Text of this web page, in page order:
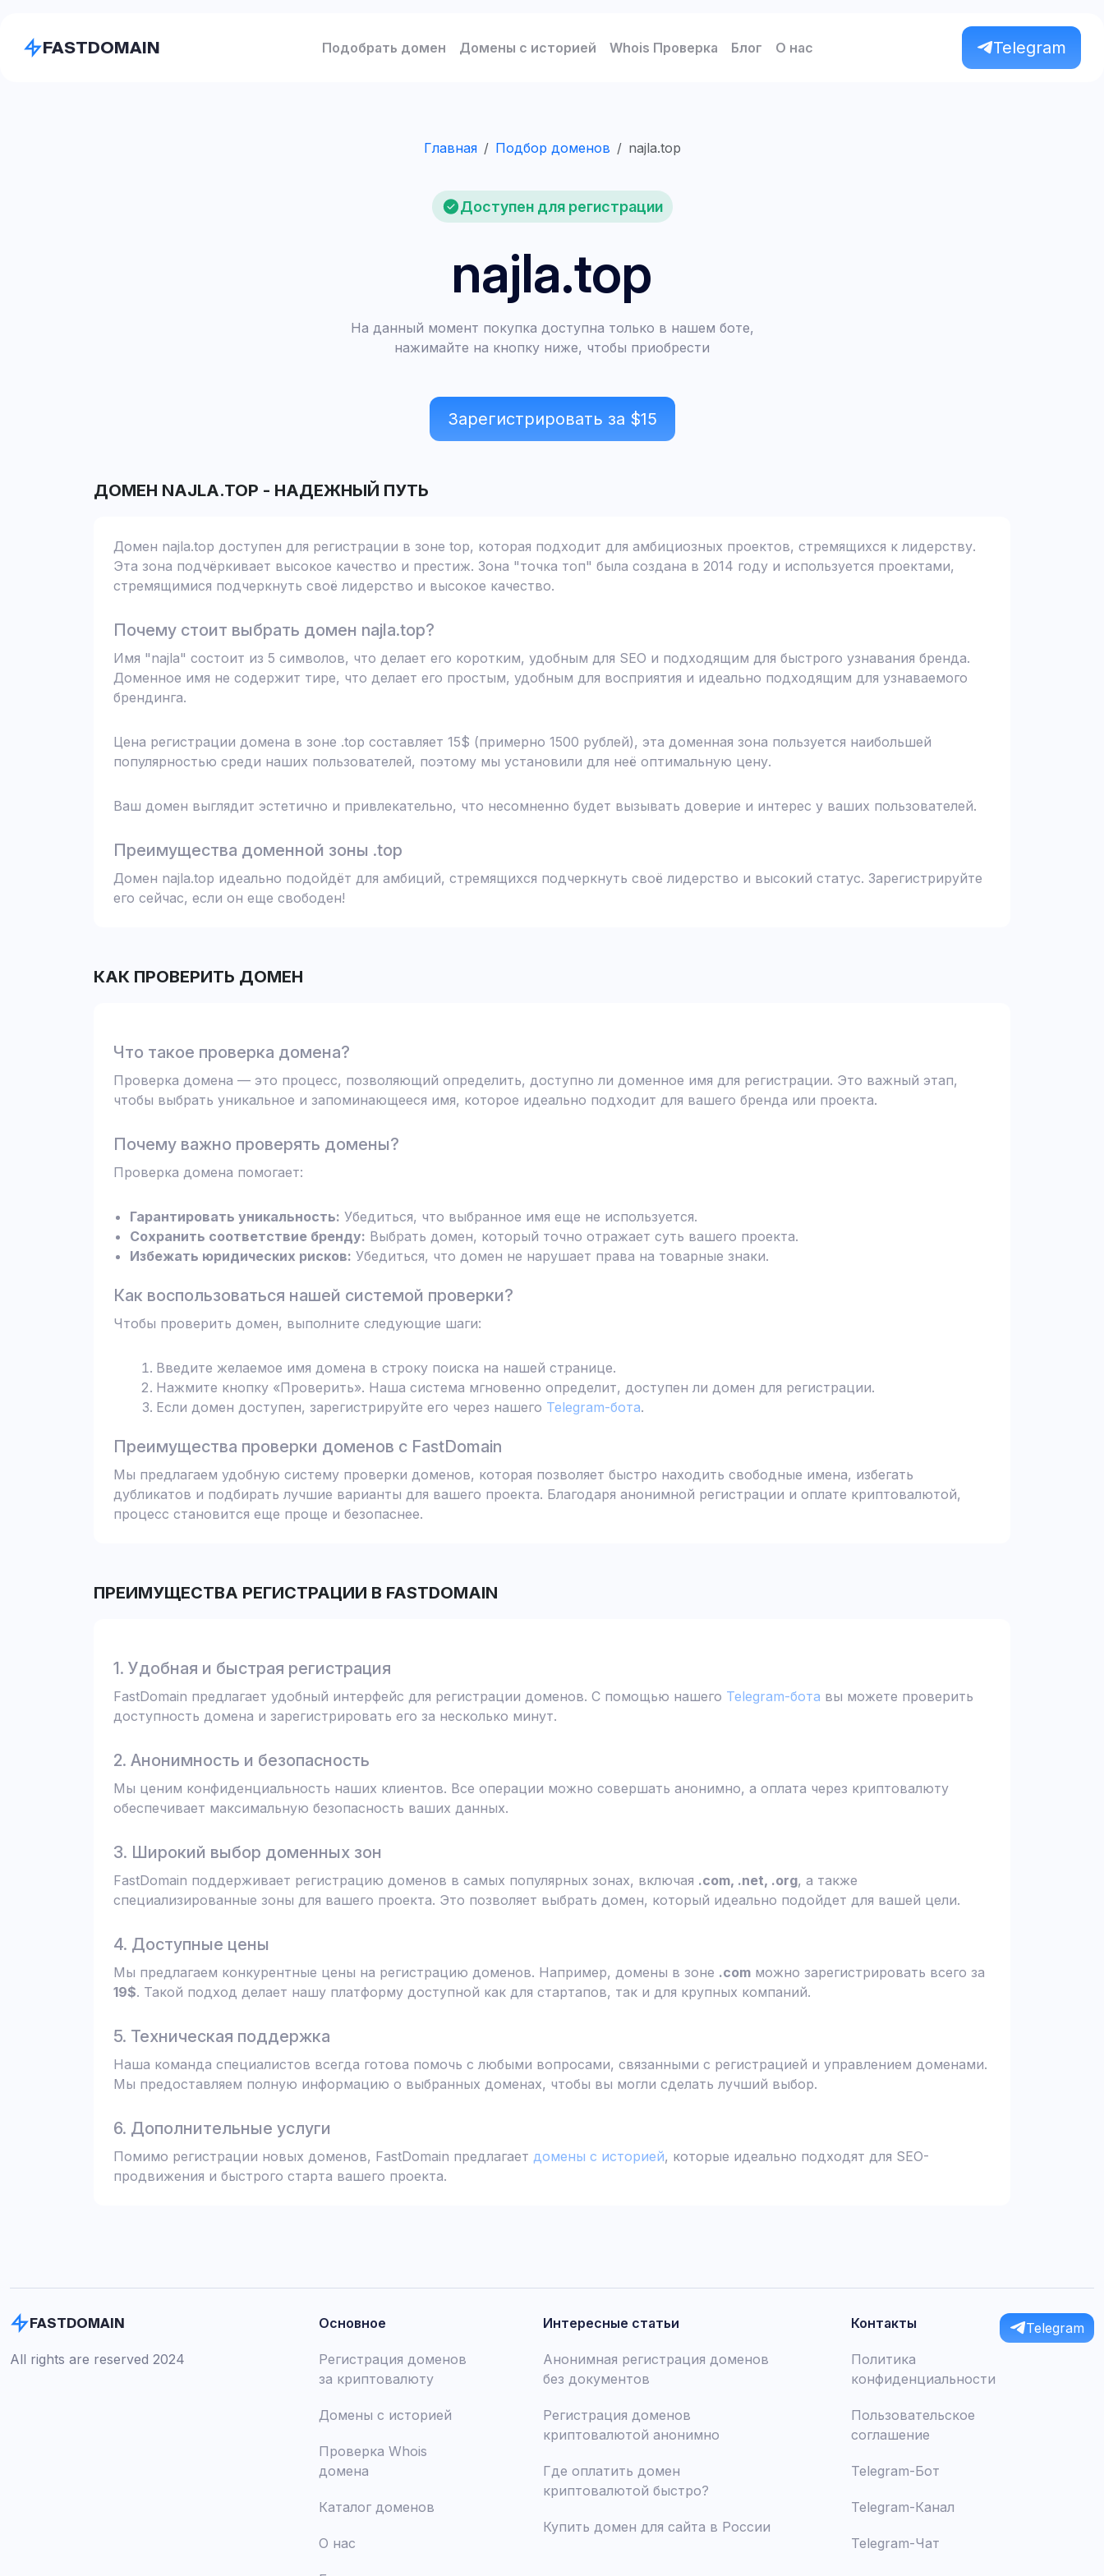
FASTDOMAIN Подобрать домен Домены с историей Whois Проверка Блог О нас Telegram
Главная Подбор доменов najla.top
Доступен для регистрации
najla.top
На данный момент покупка доступна только в нашем боте,
нажимайте на кнопку ниже, чтобы приобрести
Зарегистрировать за $15
ДОМЕН NAJLA.TOP - НАДЕЖНЫЙ ПУТЬ
Домен najla.top доступен для регистрации в зоне top, которая подходит для амбициозных проектов, стремящихся к лидерству.
Эта зона подчёркивает высокое качество и престиж. Зона "точка топ" была создана в 2014 году и используется проектами,
стремящимися подчеркнуть своё лидерство и высокое качество.
Почему стоит выбрать домен najla.top?
Имя "najla" состоит из 5 символов, что делает его коротким, удобным для SEO и подходящим для быстрого узнавания бренда.
Доменное имя не содержит тире, что делает его простым, удобным для восприятия и идеально подходящим для узнаваемого
брендинга.
Цена регистрации домена в зоне .top составляет 15$ (примерно 1500 рублей), эта доменная зона пользуется наибольшей
популярностью среди наших пользователей, поэтому мы установили для неё оптимальную цену.
Ваш домен выглядит эстетично и привлекательно, что несомненно будет вызывать доверие и интерес у ваших пользователей.
Преимущества доменной зоны .top
Домен najla.top идеально подойдёт для амбиций, стремящихся подчеркнуть своё лидерство и высокий статус. Зарегистрируйте
его сейчас, если он еще свободен!
КАК ПРОВЕРИТЬ ДОМЕН
Что такое проверка домена?
Проверка домена — это процесс, позволяющий определить, доступно ли доменное имя для регистрации. Это важный этап,
чтобы выбрать уникальное и запоминающееся имя, которое идеально подходит для вашего бренда или проекта.
Почему важно проверять домены?
Проверка домена помогает:
Гарантировать уникальность: Убедиться, что выбранное имя еще не используется.
Сохранить соответствие бренду: Выбрать домен, который точно отражает суть вашего проекта.
Избежать юридических рисков: Убедиться, что домен не нарушает права на товарные знаки.
Как воспользоваться нашей системой проверки?
Чтобы проверить домен, выполните следующие шаги:
Введите желаемое имя домена в строку поиска на нашей странице.
Нажмите кнопку «Проверить». Наша система мгновенно определит, доступен ли домен для регистрации.
Если домен доступен, зарегистрируйте его через нашего Telegram-бота.
Преимущества проверки доменов с FastDomain
Мы предлагаем удобную систему проверки доменов, которая позволяет быстро находить свободные имена, избегать
дубликатов и подбирать лучшие варианты для вашего проекта. Благодаря анонимной регистрации и оплате криптовалютой,
процесс становится еще проще и безопаснее.
ПРЕИМУЩЕСТВА РЕГИСТРАЦИИ В FASTDOMAIN
1. Удобная и быстрая регистрация
FastDomain предлагает удобный интерфейс для регистрации доменов. С помощью нашего Telegram-бота вы можете проверить
доступность домена и зарегистрировать его за несколько минут.
2. Анонимность и безопасность
Мы ценим конфиденциальность наших клиентов. Все операции можно совершать анонимно, а оплата через криптовалюту
обеспечивает максимальную безопасность ваших данных.
3. Широкий выбор доменных зон
FastDomain поддерживает регистрацию доменов в самых популярных зонах, включая .com, .net, .org, а также
специализированные зоны для вашего проекта. Это позволяет выбрать домен, который идеально подойдет для вашей цели.
4. Доступные цены
Мы предлагаем конкурентные цены на регистрацию доменов. Например, домены в зоне .com можно зарегистрировать всего за
19$. Такой подход делает нашу платформу доступной как для стартапов, так и для крупных компаний.
5. Техническая поддержка
Наша команда специалистов всегда готова помочь с любыми вопросами, связанными с регистрацией и управлением доменами.
Мы предоставляем полную информацию о выбранных доменах, чтобы вы могли сделать лучший выбор.
6. Дополнительные услуги
Помимо регистрации новых доменов, FastDomain предлагает домены с историей, которые идеально подходят для SEO-
продвижения и быстрого старта вашего проекта.
FASTDOMAIN
All rights are reserved 2024
Основное
Регистрация доменов
за криптовалюту
Домены с историей
Проверка Whois
домена
Каталог доменов
О нас
Интересные статьи
Анонимная регистрация доменов
без документов
Регистрация доменов
криптовалютой анонимно
Где оплатить домен
криптовалютой быстро?
Купить домен для сайта в России
Контакты
Политика
конфиденциальности
Пользовательское
соглашение
Telegram-Бот
Telegram-Канал
Telegram-Чат
Telegram